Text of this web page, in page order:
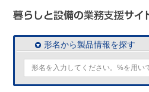
形名から製品情報を探す